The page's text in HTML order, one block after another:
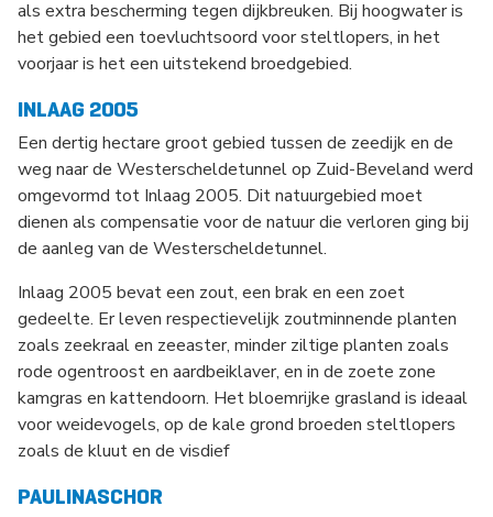
als extra bescherming tegen dijkbreuken. Bij hoogwater is
het gebied een toevluchtsoord voor steltlopers, in het
voorjaar is het een uitstekend broedgebied.
INLAAG 2005
Een dertig hectare groot gebied tussen de zeedijk en de
weg naar de Westerscheldetunnel op Zuid-Beveland werd
omgevormd tot Inlaag 2005. Dit natuurgebied moet
dienen als compensatie voor de natuur die verloren ging bij
de aanleg van de Westerscheldetunnel.
Inlaag 2005 bevat een zout, een brak en een zoet
gedeelte. Er leven respectievelijk zoutminnende planten
zoals zeekraal en zeeaster, minder ziltige planten zoals
rode ogentroost en aardbeiklaver, en in de zoete zone
kamgras en kattendoorn. Het bloemrijke grasland is ideaal
voor weidevogels, op de kale grond broeden steltlopers
zoals de kluut en de visdief
PAULINASCHOR